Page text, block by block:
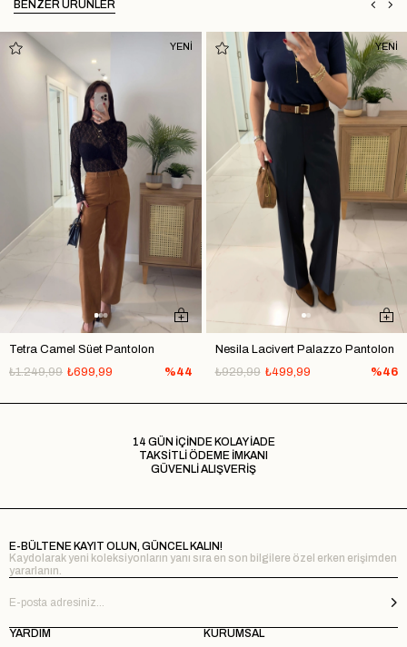
BENZER ÜRÜNLER
Tetra Camel Süet Pantolon
₺699,99
₺1.249,99 %44
YENİ
Nesila Lacivert Palazzo Pantolon
₺499,99
₺929,99 %46
YENİ
14 GÜN İÇİNDE KOLAY İADE
TAKSİTLİ ÖDEME İMKANI
GÜVENLİ ALIŞVERİŞ
E-BÜLTENE KAYIT OLUN, GÜNCEL KALIN!
Kaydolarak yeni koleksiyonların yanı sıra en son bilgilere özel erken erişimden
yararlanın.
YARDIM KURUMSAL